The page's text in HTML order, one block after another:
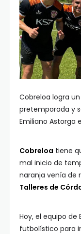
Cobreloa logra
pretemporada y
Emiliano Astorga
Cobreloa tiene
mal inicio de
naranja venía de
Talleres de
Hoy, el equipo de
futbolístico para